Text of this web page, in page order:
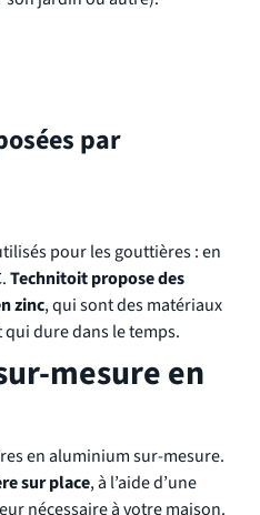
par
pour les gouttières : en
Technitoit propose des
zinc, qui sont des matériaux
dure dans le temps.
mesure en
en aluminium sur-mesure.
sur place, à l’aide d’une
nécessaire à votre maison.